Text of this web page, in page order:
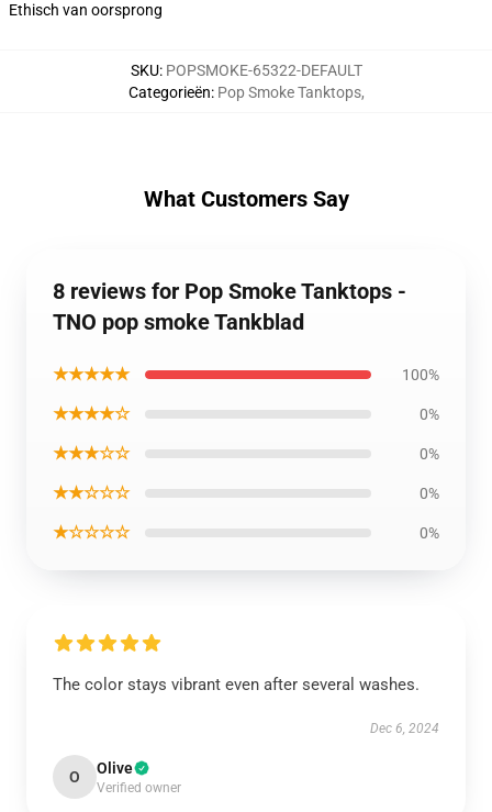
Ethisch van oorsprong
SKU: POPSMOKE-65322-DEFAULT
Categorieën: Pop Smoke Tanktops,
What Customers Say
8 reviews for Pop Smoke Tanktops -
TNO pop smoke Tankblad
★★★★★ 100%
★★★★☆ 0%
★★★☆☆ 0%
★★☆☆☆ 0%
★☆☆☆☆ 0%
The color stays vibrant even after several washes.
Dec 6, 2024
O Olive
Verified owner